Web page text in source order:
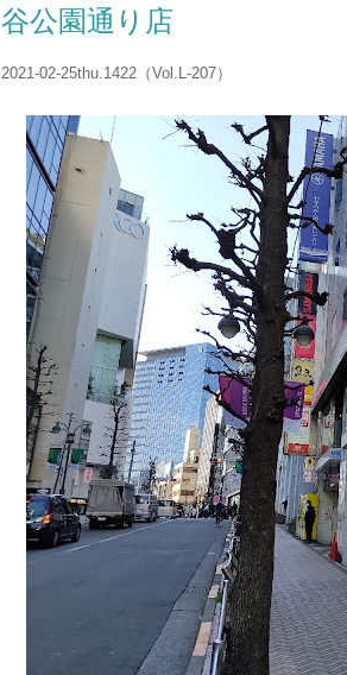
谷公園通り店
2021-02-25thu.1422（Vol.L-207）